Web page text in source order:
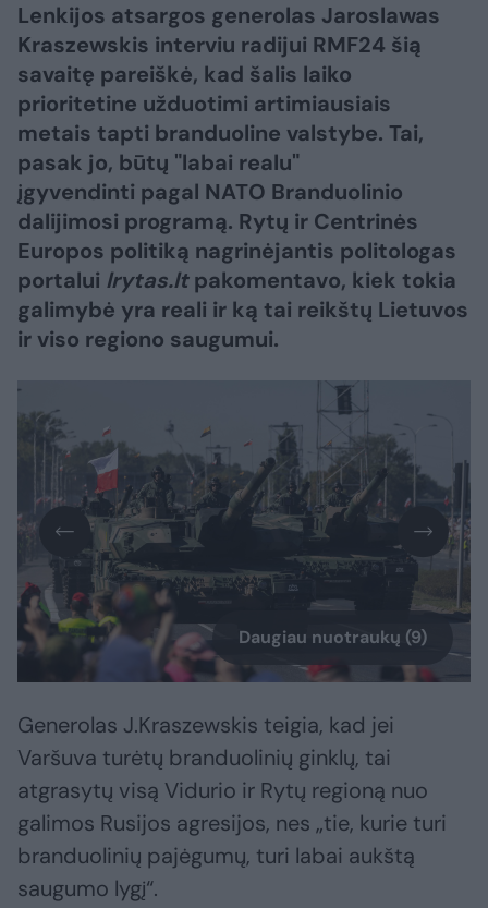
Lenkijos atsargos generolas Jaroslawas
Kraszewskis interviu radijui RMF24 šią
savaitę pareiškė, kad šalis laiko
prioritetine užduotimi artimiausiais
metais tapti branduoline valstybe. Tai,
pasak jo, būtų "labai realu"
įgyvendinti pagal NATO Branduolinio
dalijimosi programą. Rytų ir Centrinės
Europos politiką nagrinėjantis politologas
portalui lrytas.ltpakomentavo, kiek tokia
galimybė yra reali ir ką tai reikštų Lietuvos
ir viso regiono saugumui.
Daugiau nuotraukų (9)
Generolas J.Kraszewskis teigia, kad jei
Varšuva turėtų branduolinių ginklų, tai
atgrasytų visą Vidurio ir Rytų regioną nuo
galimos Rusijos agresijos, nes „tie, kurie turi
branduolinių pajėgumų, turi labai aukštą
saugumo lygį“.